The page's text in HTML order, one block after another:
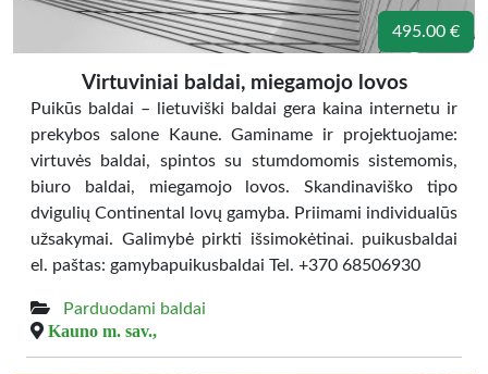
495.00 €
Virtuviniai baldai, miegamojo lovos
Puikūs baldai – lietuviški baldai gera kaina internetu ir
prekybos salone Kaune. Gaminame ir projektuojame:
virtuvės baldai, spintos su stumdomomis sistemomis,
biuro baldai, miegamojo lovos. Skandinaviško tipo
dvigulių Continental lovų gamyba. Priimami individualūs
užsakymai. Galimybė pirkti išsimokėtinai. puikusbaldai
el. paštas: gamybapuikusbaldai Tel. +370 68506930
Parduodami baldai
Kauno m. sav.,